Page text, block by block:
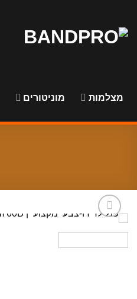
content
מצלמות מוניטורים